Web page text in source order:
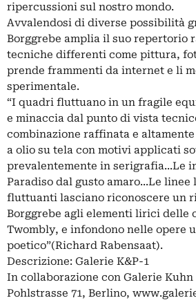
ripercussioni sul nostro mondo.
Avvalendosi di diverse possibilità
Borggrebe amplia il suo repertorio
tecniche differenti come pittura,
prende frammenti da internet e li
sperimentale.
“I quadri fluttuano in un fragile
e minaccia dal punto di vista
combinazione raffinata e
a olio su tela con motivi applicati
prevalentemente in serigrafia...Le
Paradiso dal gusto amaro...Le linee
fluttuanti lasciano riconoscere un
Borggrebe agli elementi lirici delle
Twombly, e infondono nelle opere
poetico”(Richard Rabensaat).
Descrizione: Galerie K&P-1
In collaborazione con Galerie Kuhn
Pohlstrasse 71, Berlino,